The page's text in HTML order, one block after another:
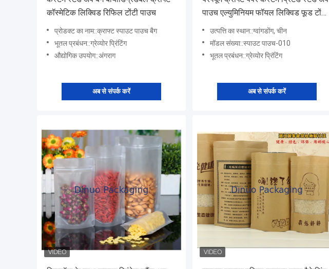
कॉस्मेटिक लिक्विड रिफिल टोंटी पाउच
प्रोडक्ट का नाम::क्राफ्ट स्पाउट पाउच बैग
भूतल प्रबंधन::ग्रेव्योर प्रिंटिंग
औद्योगिक उपयोग::अंगराग
अब से संपर्क करें
पाउच एल्युमिनियम फॉयल लिक्विड फूड टोंटी
उत्पत्ति का स्थान::ग्वांगडोंग, चीन
मॉडल संख्या::स्पाउट पाउच-010
भूतल प्रबंधन::ग्रेव्योर प्रिंटिंग
अब से संपर्क करें